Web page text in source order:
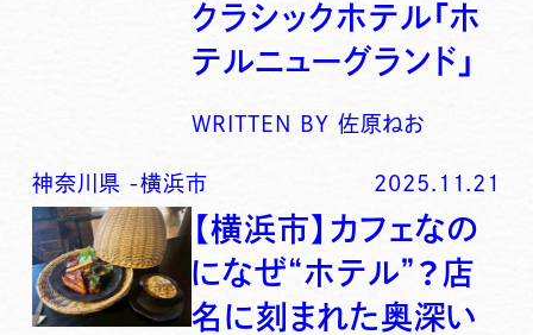
クラシックホテル「ホ
テルニューグランド」
WRITTEN BY 佐原ねお
神奈川県 -横浜市 2025.11.21
【横浜市】カフェなの
になぜ“ホテル”？店
名に刻まれた奥深い